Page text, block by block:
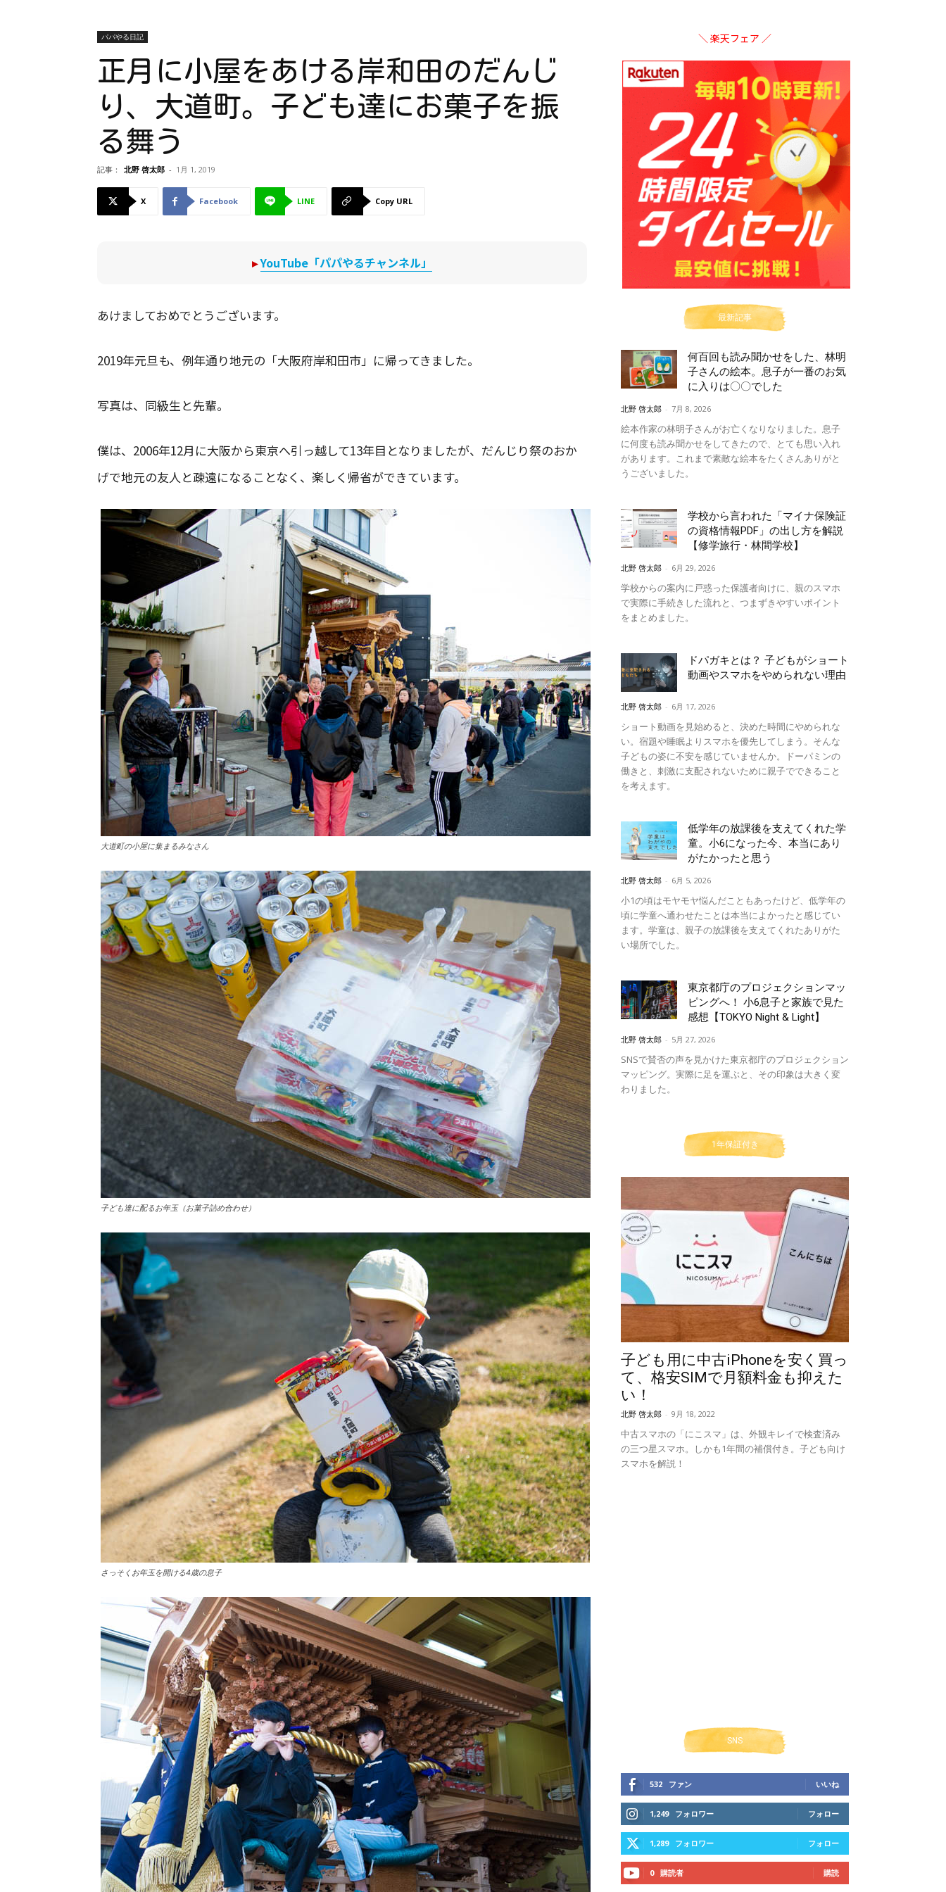
パパやる日記
正月に小屋をあける岸和田のだんじ
り、大道町。子ども達にお菓子を振
る舞う
記事： 北野 啓太郎 - 1月 1, 2019
X Facebook LINE Copy URL
▸YouTube「パパやるチャンネル」
あけましておめでとうございます。
2019年元旦も、例年通り地元の「大阪府岸和田市」に帰ってきました。
写真は、同級生と先輩。
僕は、2006年12月に大阪から東京へ引っ越して13年目となりましたが、だんじり祭のおか
げで地元の友人と疎遠になることなく、楽しく帰省ができています。
大道町の小屋に集まるみなさん
子ども達に配るお年玉（お菓子詰め合わせ）
さっそくお年玉を開ける4歳の息子
＼ 楽天フェア ／
最新記事
何百回も読み聞かせをした、林明
子さんの絵本。息子が一番のお気
に入りは〇〇でした
北野 啓太郎 - 7月 8, 2026
絵本作家の林明子さんがお亡くなりなりました。息子
に何度も読み聞かせをしてきたので、とても思い入れ
があります。これまで素敵な絵本をたくさんありがと
うございました。
学校から言われた「マイナ保険証
の資格情報PDF」の出し方を解説
【修学旅行・林間学校】
北野 啓太郎 - 6月 29, 2026
学校からの案内に戸惑った保護者向けに、親のスマホ
で実際に手続きした流れと、つまずきやすいポイント
をまとめました。
ドパガキとは？ 子どもがショート
動画やスマホをやめられない理由
北野 啓太郎 - 6月 17, 2026
ショート動画を見始めると、決めた時間にやめられな
い。宿題や睡眠よりスマホを優先してしまう。そんな
子どもの姿に不安を感じていませんか。ドーパミンの
働きと、刺激に支配されないために親子でできること
を考えます。
低学年の放課後を支えてくれた学
童。小6になった今、本当にあり
がたかったと思う
北野 啓太郎 - 6月 5, 2026
小1の頃はモヤモヤ悩んだこともあったけど、低学年の
頃に学童へ通わせたことは本当によかったと感じてい
ます。学童は、親子の放課後を支えてくれたありがた
い場所でした。
東京都庁のプロジェクションマッ
ピングへ！ 小6息子と家族で見た
感想【TOKYO Night & Light】
北野 啓太郎 - 5月 27, 2026
SNSで賛否の声を見かけた東京都庁のプロジェクション
マッピング。実際に足を運ぶと、その印象は大きく変
わりました。
1年保証付き
子ども用に中古iPhoneを安く買っ
て、格安SIMで月額料金も抑えた
い！
北野 啓太郎 - 9月 18, 2022
中古スマホの「にこスマ」は、外観キレイで検査済み
の三つ星スマホ。しかも1年間の補償付き。子ども向け
スマホを解説！
SNS
532 ファン いいね
1,249 フォロワー フォロー
1,289 フォロワー フォロー
0 購読者 購読